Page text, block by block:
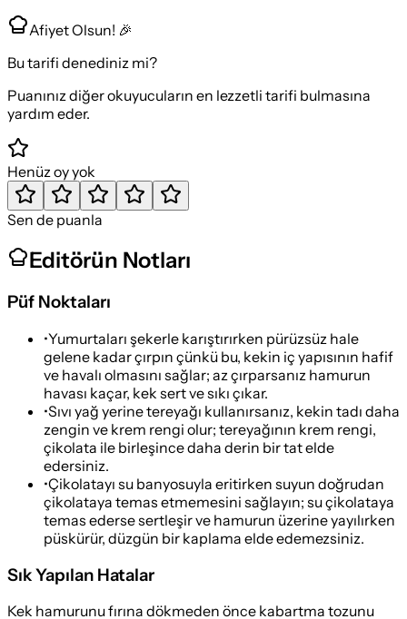
Afiyet Olsun! 🎉
Bu tarifi denediniz mi?
Puanınız diğer okuyucuların en lezzetli tarifi bulmasına
yardım eder.
Henüz oy yok
Sen de puanla
Editörün Notları
Püf Noktaları
•Yumurtaları şekerle karıştırırken pürüzsüz hale
gelene kadar çırpın çünkü bu, kekin iç yapısının hafif
ve havalı olmasını sağlar; az çırparsanız hamurun
havası kaçar, kek sert ve sıkı çıkar.
•Sıvı yağ yerine tereyağı kullanırsanız, kekin tadı daha
zengin ve krem rengi olur; tereyağının krem rengi,
çikolata ile birleşince daha derin bir tat elde
edersiniz.
•Çikolatayı su banyosuyla eritirken suyun doğrudan
çikolataya temas etmemesini sağlayın; su çikolataya
temas ederse sertleşir ve hamurun üzerine yayılırken
püskürür, düzgün bir kaplama elde edemezsiniz.
Sık Yapılan Hatalar
Kek hamurunu fırına dökmeden önce kabartma tozunu